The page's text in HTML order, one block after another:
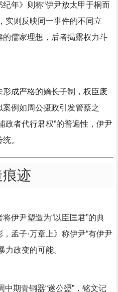
年》则称“伊尹放太甲于桐而
实则反映同一事件的不同立
儒家理想，后者揭露权力斗
成严格的嫡长子制，权臣废
例如周公摄政引发管蔡之
政者代行君权”的普遍性，伊尹
。
迹
伊尹塑造为“以臣匡君”的典
孟子·万章上》称伊尹“有伊尹
力政变的可能。
期青铜器“遂公盨”，铭文记